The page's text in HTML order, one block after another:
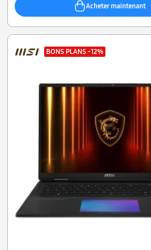
Acheter maintenant
BONS PLANS -12%